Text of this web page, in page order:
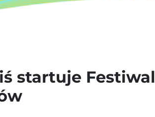
startuje Festiwal